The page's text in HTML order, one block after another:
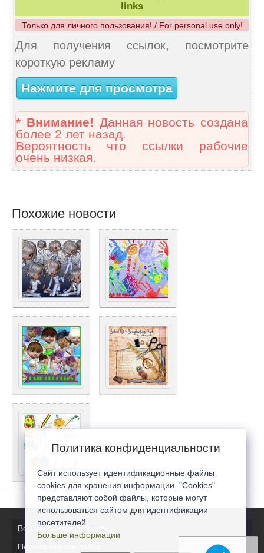
links
Только для личного пользования! / For personal use only!
Для получения ссылок, посмотрите
короткую рекламу
Нажмите для просмотра
* Внимание! Данная новость создана
более 2 лет назад.
Вероятность что ссылки рабочие
очень низкая.
Похожие новости
Все последние новости
Полная версия сайта
Политика конфиденциальности
Сайт использует идентификационные файлы
cookies для хранения информации. "Cookies"
представляют собой файлы, которые могут
использоваться сайтом для идентификации
посетителей...
Больше информации